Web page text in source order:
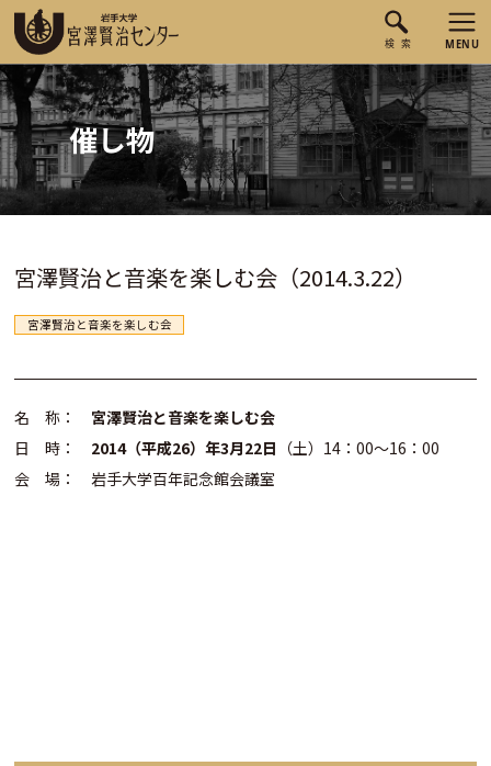
催し物
宮澤賢治と音楽を楽しむ会（2014.3.22）
宮澤賢治と音楽を楽しむ会
名 称： 宮澤賢治と音楽を楽しむ会
日 時： 2014（平成26）年3月22日 （土）14：00～16：00
会 場： 岩手大学百年記念館会議室